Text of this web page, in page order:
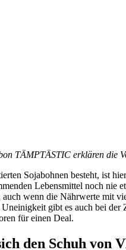
TÄMPTÄSTIC erklären die
Sojabohnen besteht, ist
Lebensmittel noch
wenn die Nährwerte mit
gibt es auch bei
für einen Deal.
den Schuh von